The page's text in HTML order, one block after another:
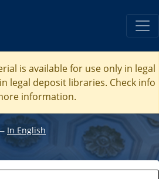
is available for use only in legal
legal deposit libraries. Check info
information.
In English